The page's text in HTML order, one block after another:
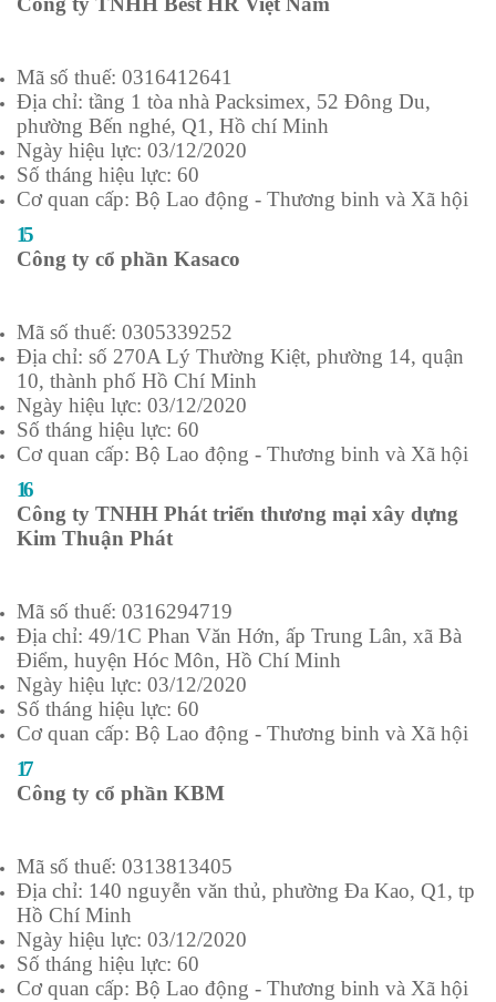
Mã số thuế: 0316412641
Địa chỉ: tầng 1 tòa nhà Packsimex, 52 Đông Du,
phường Bến nghé, Q1, Hồ chí Minh
Ngày hiệu lực: 03/12/2020
Số tháng hiệu lực: 60
Cơ quan cấp: Bộ Lao động - Thương binh và Xã hội
15
Công ty cổ phần Kasaco
Mã số thuế: 0305339252
Địa chỉ: số 270A Lý Thường Kiệt, phường 14, quận
10, thành phố Hồ Chí Minh
Ngày hiệu lực: 03/12/2020
Số tháng hiệu lực: 60
Cơ quan cấp: Bộ Lao động - Thương binh và Xã hội
16
Công ty TNHH Phát triển thương mại xây dựng
Kim Thuận Phát
Mã số thuế: 0316294719
Địa chỉ: 49/1C Phan Văn Hớn, ấp Trung Lân, xã Bà
Điểm, huyện Hóc Môn, Hồ Chí Minh
Ngày hiệu lực: 03/12/2020
Số tháng hiệu lực: 60
Cơ quan cấp: Bộ Lao động - Thương binh và Xã hội
17
Công ty cổ phần KBM
Mã số thuế: 0313813405
Địa chỉ: 140 nguyễn văn thủ, phường Đa Kao, Q1, tp
Hồ Chí Minh
Ngày hiệu lực: 03/12/2020
Số tháng hiệu lực: 60
Cơ quan cấp: Bộ Lao động - Thương binh và Xã hội